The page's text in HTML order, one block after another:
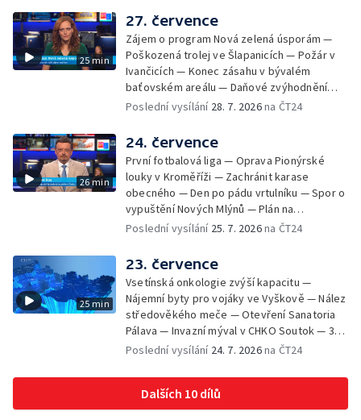
pozorovat zatmění Slunce — Den AČFK na
Letní filmové škole — Milan Uhde slaví 90 let
— Rekonstrukce vojenského srubu
25 min
27. července
Zájem o program Nová zelená úsporám —
Poškozená trolej ve Šlapanicích — Požár v
Ivančicích — Konec zásahu v bývalém
baťovském areálu — Daňové zvýhodnění
vína — Výhružky na magistrátu v Olomouci —
Brněnské týmy v první fotbalové lize —
Chystaná rekonstrukce bývalé věznice —
Nový seriál pro děti
Poslední vysílání 28. 7. 2026na ČT24
26 min
24. července
První fotbalová liga — Oprava Pionýrské
louky v Kroměříži — Zachránit karase
obecného — Den po pádu vrtulníku — Spor o
vypuštění Nových Mlýnů — Plán na
odstranění ohořelé budovy — 52. ročník
samostatné továrny
Poslední vysílání 25. 7. 2026na ČT24
25 min
23. července
Vsetínská onkologie zvýší kapacitu —
Nájemní byty pro vojáky ve Vyškově — Nález
středověkého meče — Otevření Sanatoria
Pálava — Invazní mýval v CHKO Soutok — 33.
ročník Mikulovského výtvarného sympozia
Poslední vysílání 24. 7. 2026na ČT24
Dalších 10 dílů